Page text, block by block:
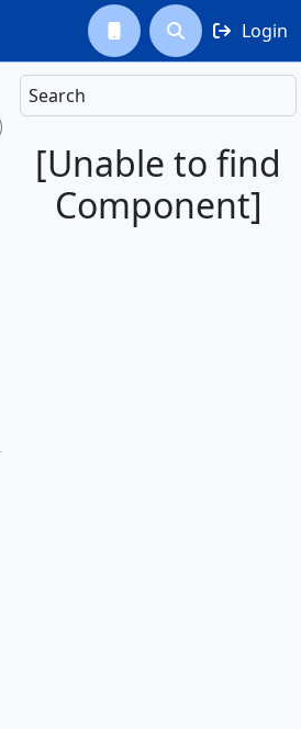
  Login
Search
[Unable to find
Component]